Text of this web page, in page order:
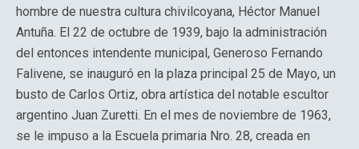
hombre de nuestra cultura chivilcoyana, Héctor Manuel
Antuña. El 22 de octubre de 1939, bajo la administración
del entonces intendente municipal, Generoso Fernando
Falivene, se inauguró en la plaza principal 25 de Mayo, un
busto de Carlos Ortiz, obra artística del notable escultor
argentino Juan Zuretti. En el mes de noviembre de 1963,
se le impuso a la Escuela primaria Nro. 28, creada en